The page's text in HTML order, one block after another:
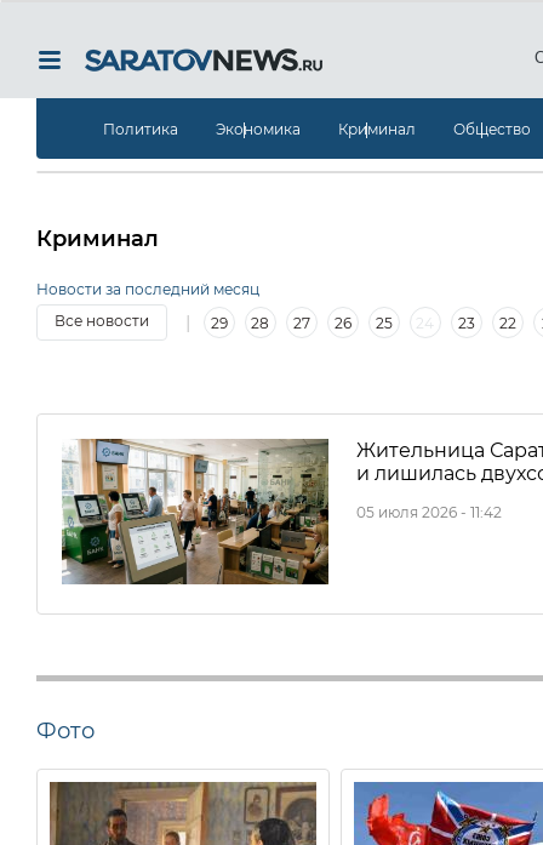
Политика Экономика Криминал Общество
Криминал
Новости за последний месяц
Все новости
| 29 28 27 26 25 24 23 22
Жительница
и лишилась
05 июля 2026 - 11:42
Фото